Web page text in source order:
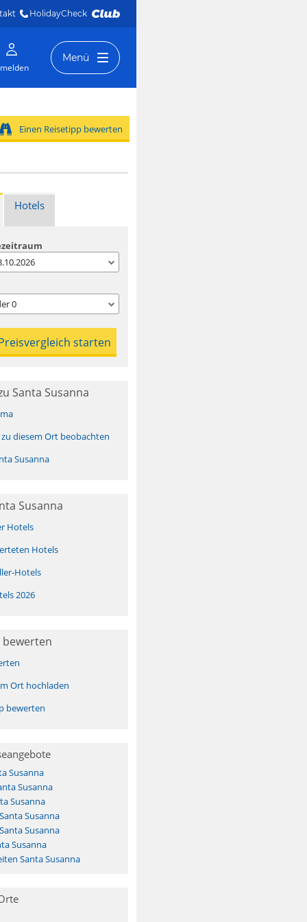
HolidayCheck
Menü
Einen Reisetipp bewerten
Hotels
0
Santa Susanna
diesem Ort beobachten
Susanna
Susanna
Hotels
Hotels
Hotels
2026
Ort hochladen
bewerten
Susanna
Susanna
Susanna
Susanna
Susanna
Susanna
Santa Susanna